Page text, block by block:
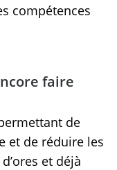
compétences
faire
de
et de réduire les
et déjà